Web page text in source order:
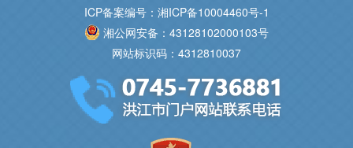
ICP备案编号：湘ICP备10004460号-1
湘公网安备：43128102000103号
网站标识码：4312810037